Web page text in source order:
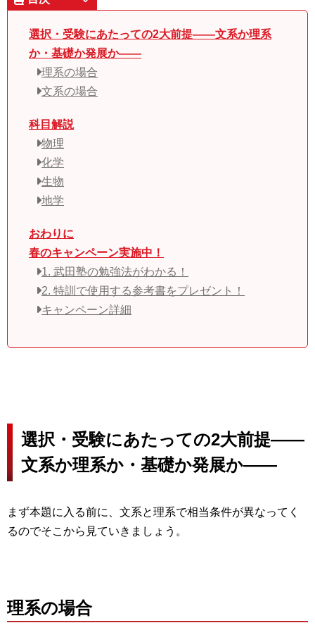
選択・受験にあたっての2大前提――文系か理系
か・基礎か発展か――
理系の場合
文系の場合
科目解説
物理
化学
生物
地学
おわりに
春のキャンペーン実施中！
1. 武田塾の勉強法がわかる！
2. 特訓で使用する参考書をプレゼント！
キャンペーン詳細
選択・受験にあたっての2大前提――
文系か理系か・基礎か発展か――
まず本題に入る前に、文系と理系で相当条件が異なってく
るのでそこから見ていきましょう。
理系の場合